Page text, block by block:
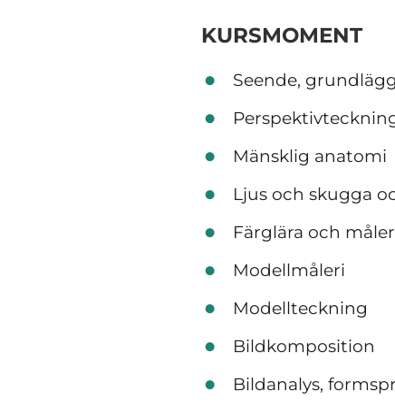
KURSMOMENT
Seende,
Mänsklig anatomi
Ljus och skugga
Färglära och
Modellmåleri
Modellteckning
Bildkomposition
Bildanalys,